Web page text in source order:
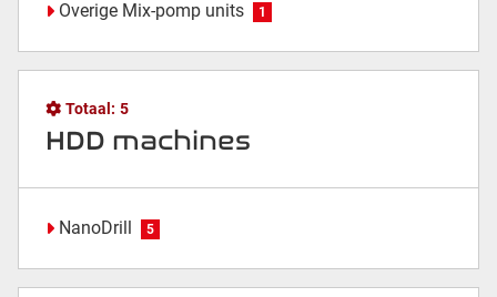
Overige Mix-pomp units 1
Totaal: 5
HDD machines
NanoDrill 5